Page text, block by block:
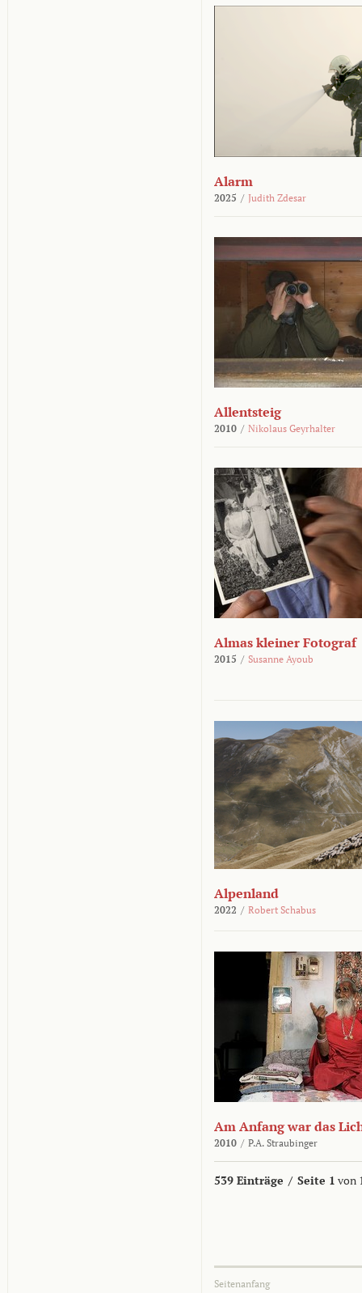
Alarm
2025 / Judith Zdesar
Allentsteig
2010 / Nikolaus Geyrhalter
Almas kleiner Fotograf
2015 / Susanne Ayoub
Alpenland
2022 / Robert Schabus
Am Anfang war das
2010 / P.A. Straubinger
539 Einträge / Seite 1 von
Seitenanfang